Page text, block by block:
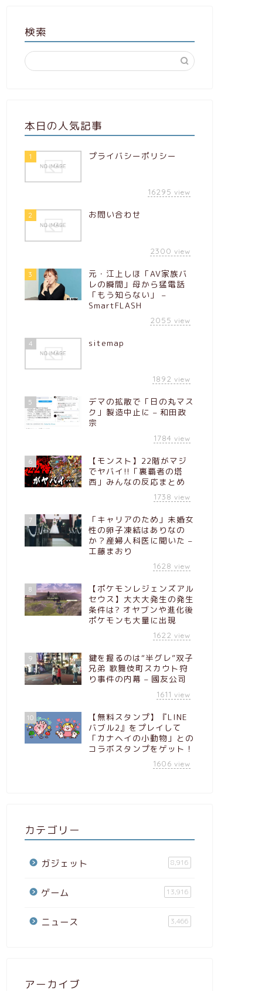
検索
本日の人気記事
1 プライバシーポリシー
16295 view
2 お問い合わせ
2300 view
3
元・江上しほ「AV家族バ
レの瞬間」母から猛電話
「もう知らない」 –
SmartFLASH
2055 view
4 sitemap
1892 view
5
デマの拡散で「日の丸マス
ク」製造中止に – 和田政
宗
1784 view
6
【モンスト】22階がマジ
でヤバイ!!「裏覇者の塔
西」みんなの反応まとめ
1738 view
7
「キャリアのため」未婚女
性の卵子凍結はありなの
か？産婦人科医に聞いた –
工藤まおり
1628 view
8
【ポケモンレジェンズアル
セウス】大大大発生の発生
条件は? オヤブンや進化後
ポケモンも大量に出現
1622 view
9
鍵を握るのは“半グレ”双子
兄弟 歌舞伎町スカウト狩
り事件の内幕 – 國友公司
1611 view
10
【無料スタンプ】『LINE
バブル2』をプレイして
「カナヘイの小動物」との
コラボスタンプをゲット！
1606 view
カテゴリー
ガジェット 8,916
ゲーム 13,916
ニュース 3,466
アーカイブ